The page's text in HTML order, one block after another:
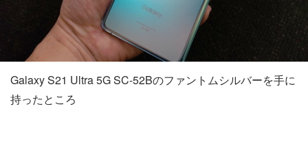
Galaxy S21 Ultra 5G SC-52Bのファントムシルバーを手に
持ったところ